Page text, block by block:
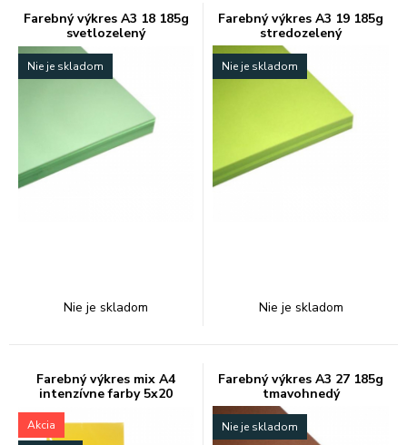
Farebný výkres A3 18 185g
svetlozelený
Nie je skladom
Nie je skladom
Farebný výkres A3 19 185g
stredozelený
Nie je skladom
Nie je skladom
Farebný výkres mix A4
intenzívne farby 5x20
Akcia
Farebný výkres A3 27 185g
tmavohnedý
Nie je skladom